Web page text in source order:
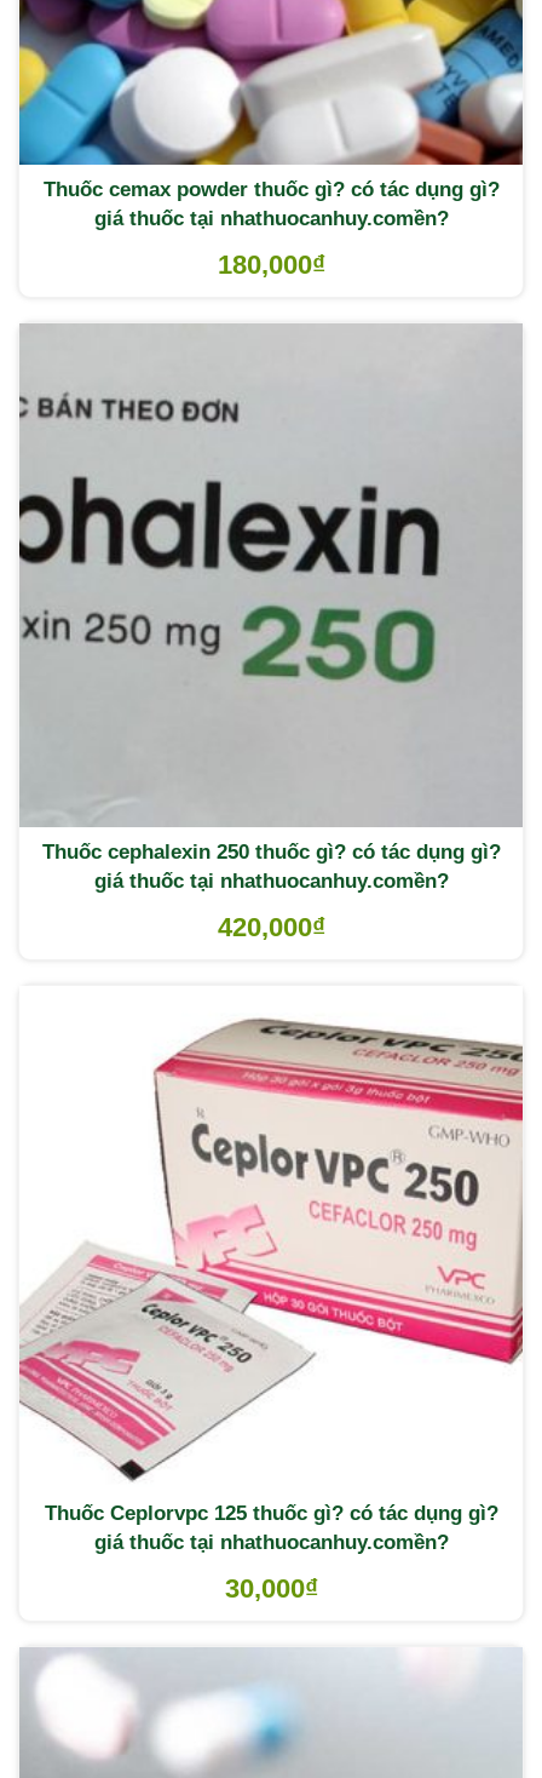
Thuốc cemax powder thuốc gì? có tác dụng gì?
giá thuốc tại nhathuocanhuy.comền?
180,000₫
Thuốc cephalexin 250 thuốc gì? có tác dụng gì?
giá thuốc tại nhathuocanhuy.comền?
420,000₫
Thuốc Ceplorvpc 125 thuốc gì? có tác dụng gì?
giá thuốc tại nhathuocanhuy.comền?
30,000₫